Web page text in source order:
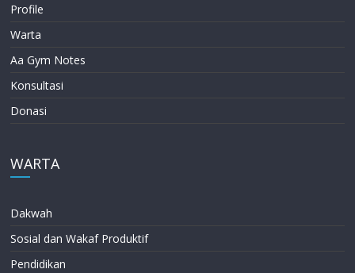
Profile
Warta
Aa Gym Notes
Konsultasi
Donasi
WARTA
Dakwah
Sosial dan Wakaf Produktif
Pendidikan